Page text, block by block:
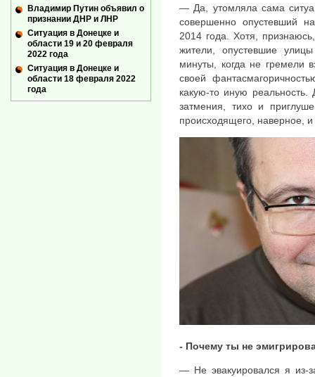
— Да, утомляла сама
совершенно опустевший
2014 года. Хотя,
жители, опустевшие
минуты, когда не гремели
своей
какую-то иную
затмения, тихо и
происходящего, наверное,
- Почему ты не
— Не эвакуировался я из-
Владимир Путин объявил о
признании ДНР и ЛНР
Ситуация в Донецке и
области 19 и 20 февраля
2022 года
Ситуация в Донецке и
области 18 февраля 2022
года